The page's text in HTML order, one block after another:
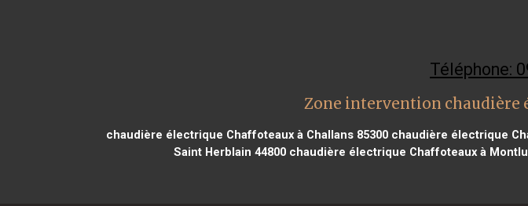
Téléphone:
Zone intervention chaudière
chaudière électrique Chaffoteaux à Challans 85300chaudière électrique
Saint Herblain 44800chaudière électrique Chaffoteaux à